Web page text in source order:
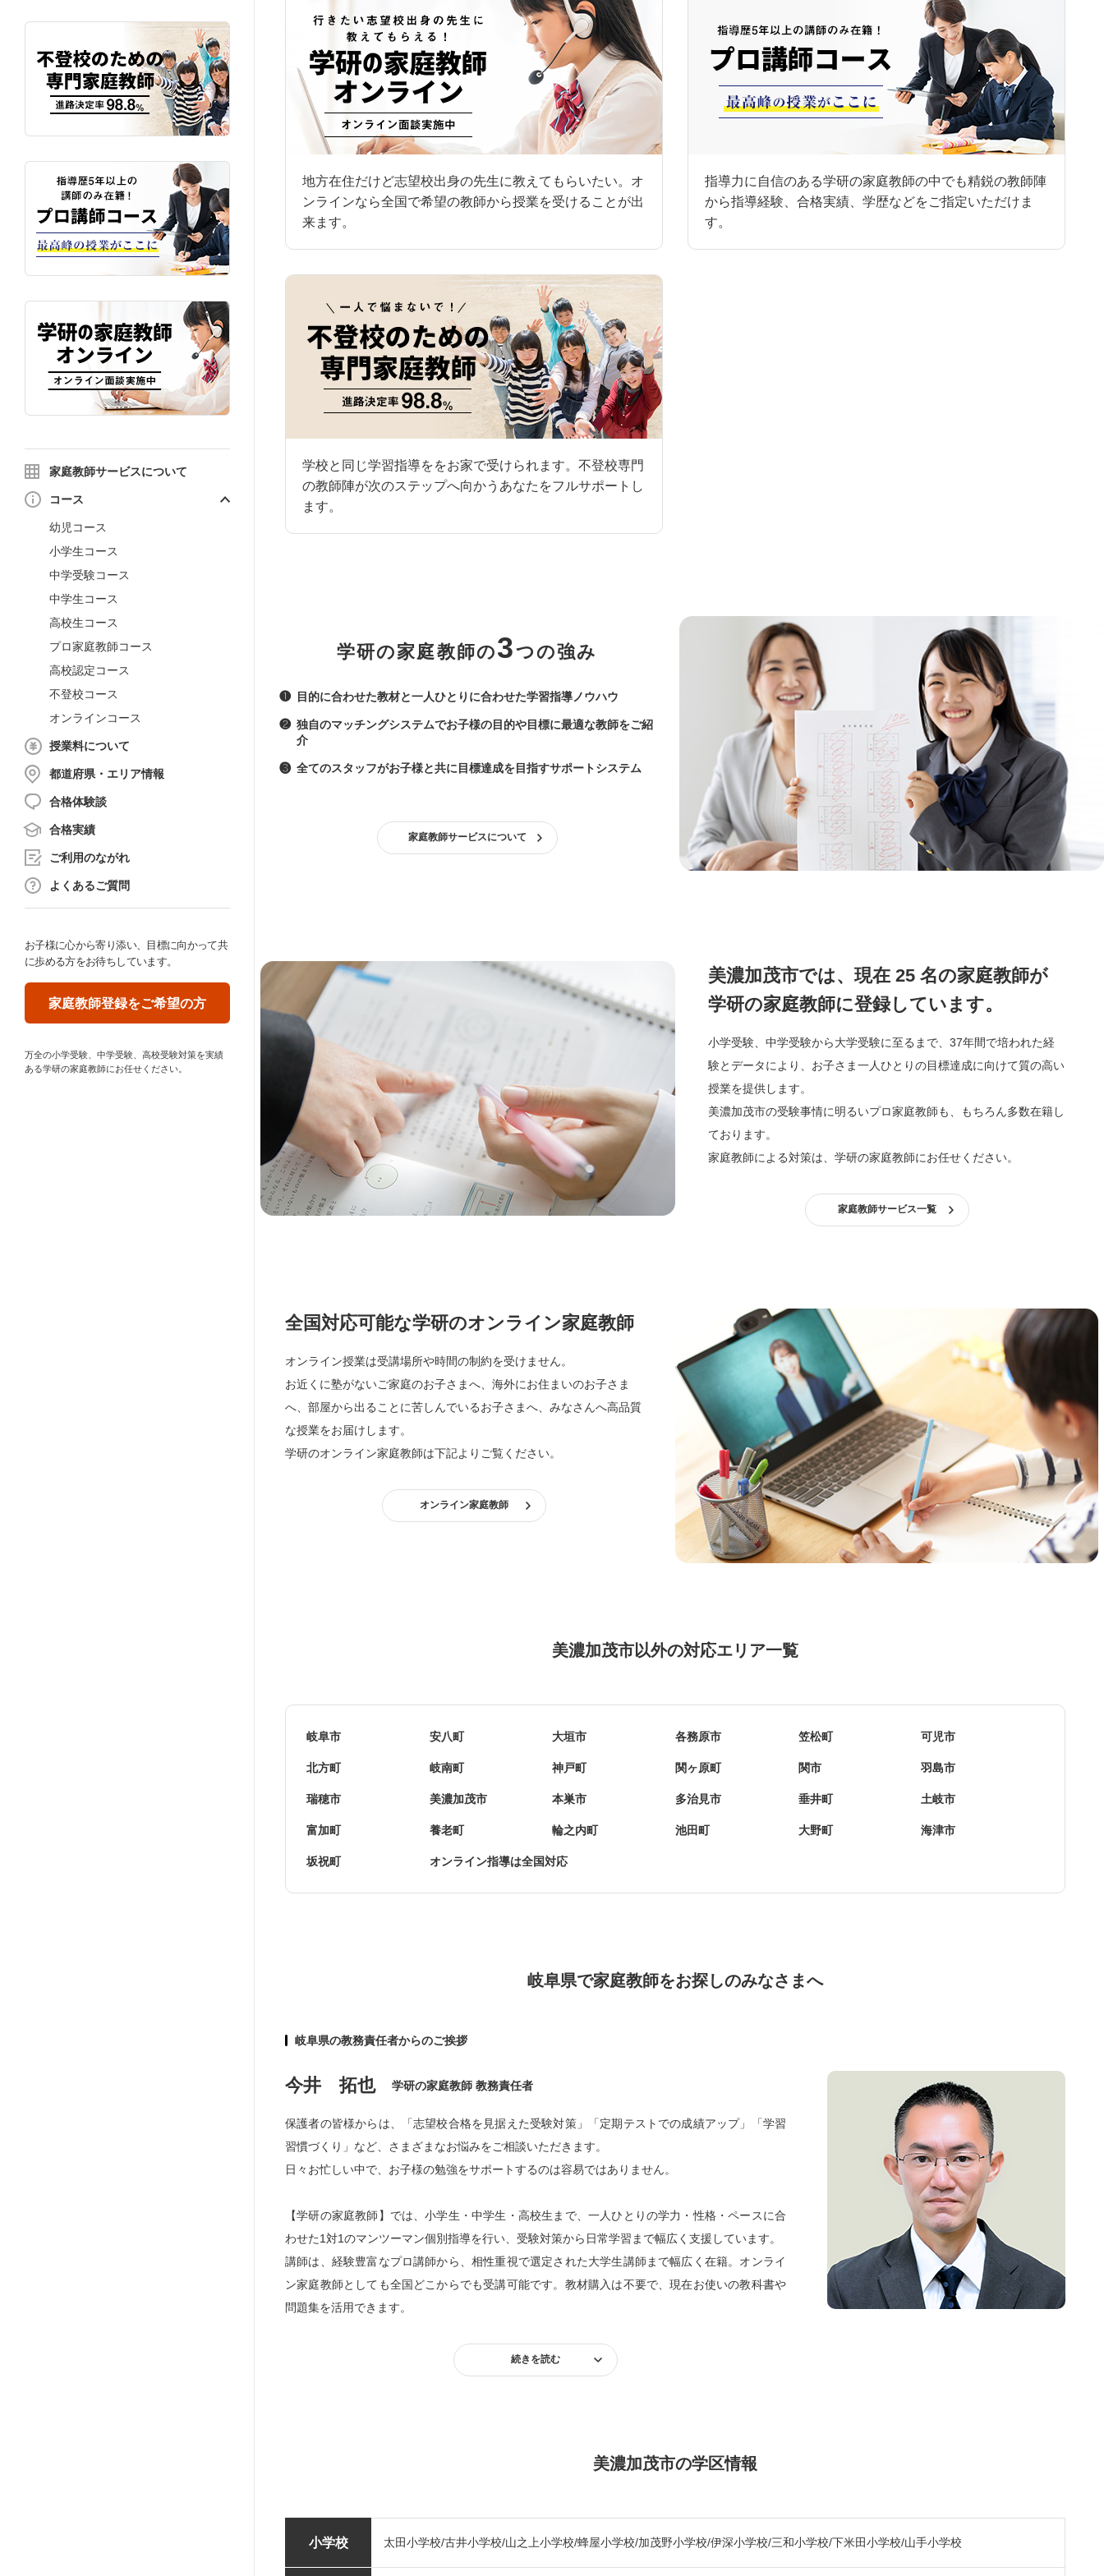
家庭教師サービスについて
コース
幼児コース
小学生コース
中学受験コース
中学生コース
高校生コース
プロ家庭教師コース
高校認定コース
不登校コース
オンラインコース
授業料について
都道府県・エリア情報
合格体験談
合格実績
ご利用のながれ
よくあるご質問
お子様に心から寄り添い、目標に向かって共
に歩める方をお待ちしています。
家庭教師登録をご希望の方
万全の小学受験、中学受験、高校受験対策を実績
ある学研の家庭教師にお任せください。
地方在住だけど志望校出身の先生に教えてもらいたい。オ
ンラインなら全国で希望の教師から授業を受けることが出
来ます。
指導力に自信のある学研の家庭教師の中でも精鋭の教師陣
から指導経験、合格実績、学歴などをご指定いただけま
す。
学校と同じ学習指導ををお家で受けられます。不登校専門
の教師陣が次のステップへ向かうあなたをフルサポートし
ます。
学研の家庭教師の3つの強み
❶ 目的に合わせた教材と一人ひとりに合わせた学習指導ノウハウ
❷ 独自のマッチングシステムでお子様の目的や目標に最適な教師をご紹
介
❸ 全てのスタッフがお子様と共に目標達成を目指すサポートシステム
家庭教師サービスについて
美濃加茂市では、現在 25 名の家庭教師が
学研の家庭教師に登録しています。
小学受験、中学受験から大学受験に至るまで、37年間で培われた経
験とデータにより、お子さま一人ひとりの目標達成に向けて質の高い
授業を提供します。
美濃加茂市の受験事情に明るいプロ家庭教師も、もちろん多数在籍し
ております。
家庭教師による対策は、学研の家庭教師にお任せください。
家庭教師サービス一覧
全国対応可能な学研のオンライン家庭教師
オンライン授業は受講場所や時間の制約を受けません。
お近くに塾がないご家庭のお子さまへ、海外にお住まいのお子さま
へ、部屋から出ることに苦しんでいるお子さまへ、みなさんへ高品質
な授業をお届けします。
学研のオンライン家庭教師は下記よりご覧ください。
オンライン家庭教師
美濃加茂市以外の対応エリア一覧
岐阜市 安八町 大垣市 各務原市 笠松町 可児市
北方町 岐南町 神戸町 関ヶ原町 関市 羽島市
瑞穂市 美濃加茂市 本巣市 多治見市 垂井町 土岐市
富加町 養老町 輪之内町 池田町 大野町 海津市
坂祝町 オンライン指導は全国対応
岐阜県で家庭教師をお探しのみなさまへ
岐阜県の教務責任者からのご挨拶
今井 拓也 学研の家庭教師 教務責任者
保護者の皆様からは、「志望校合格を見据えた受験対策」「定期テストでの成績アップ」「学習
習慣づくり」など、さまざまなお悩みをご相談いただきます。
日々お忙しい中で、お子様の勉強をサポートするのは容易ではありません。
【学研の家庭教師】では、小学生・中学生・高校生まで、一人ひとりの学力・性格・ペースに合
わせた1対1のマンツーマン個別指導を行い、受験対策から日常学習まで幅広く支援しています。
講師は、経験豊富なプロ講師から、相性重視で選定された大学生講師まで幅広く在籍。オンライ
ン家庭教師としても全国どこからでも受講可能です。教材購入は不要で、現在お使いの教科書や
問題集を活用できます。
続きを読む
美濃加茂市の学区情報
小学校 太田小学校/古井小学校/山之上小学校/蜂屋小学校/加茂野小学校/伊深小学校/三和小学校/下米田小学校/山手小学校